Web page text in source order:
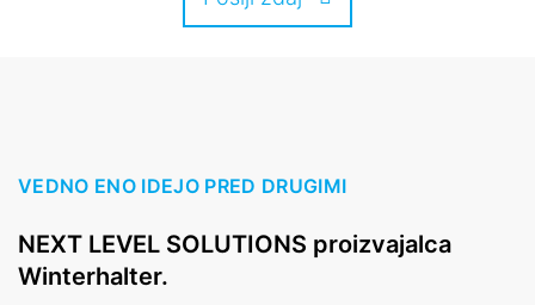
VEDNO ENO IDEJO PRED DRUGIMI
NEXT LEVEL SOLUTIONS proizvajalca
Winterhalter.